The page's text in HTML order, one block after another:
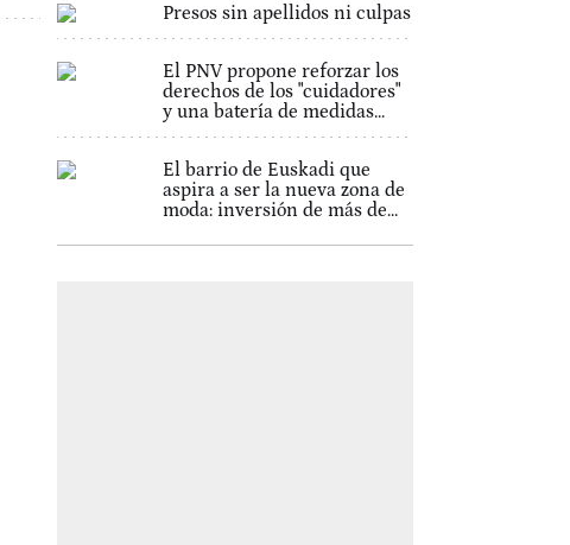
Presos sin apellidos ni culpas
El PNV propone reforzar los
derechos de los "cuidadores"
y una batería de medidas...
El barrio de Euskadi que
aspira a ser la nueva zona de
moda: inversión de más de...